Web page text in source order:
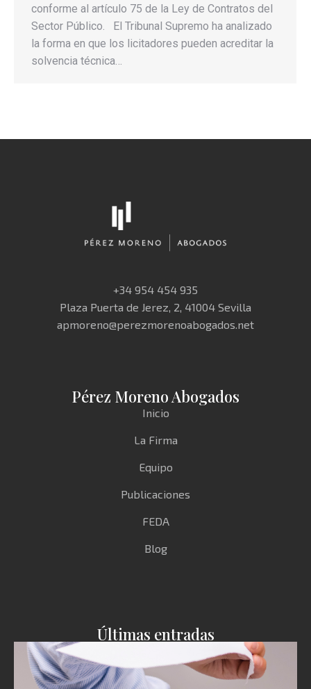
conforme al artículo 75 de la Ley de Contratos del
Sector Público. El Tribunal Supremo ha analizado
la forma en que los licitadores pueden acreditar la
solvencia técnica…
+34 954 454 935
Plaza Puerta de Jerez, 2, 41004 Sevilla
apmoreno@perezmorenoabogados.net
Pérez Moreno Abogados
Inicio
La Firma
Equipo
Publicaciones
FEDA
Blog
Últimas entradas